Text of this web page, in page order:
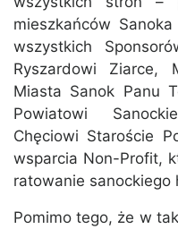
mieszkańców
wszystkich
Ryszardowi Ziarce,
Miasta Sanok Panu
Powiatowi
Chęciowi Staroście
wsparcia Non-Profit,
ratowanie sanockiego
Pomimo tego, że w